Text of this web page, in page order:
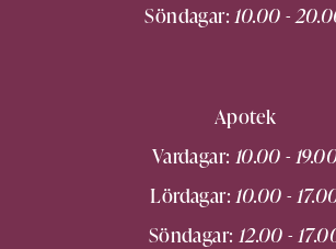
Söndagar:10.00 -
Apotek
Vardagar: 10.00 -
Lördagar:10.00 -
Söndagar: 12.00 -